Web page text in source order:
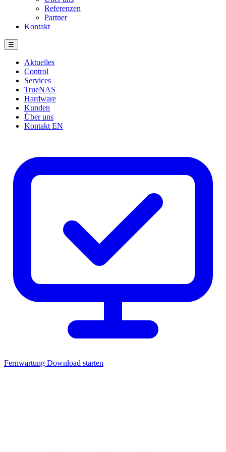
Referenzen
Partner
Kontakt
☰
Aktuelles
Control
Services
TrueNAS
Hardware
Kunden
Über uns
Kontakt EN
Fernwartung Download starten